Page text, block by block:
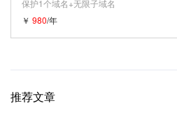
保护1个域名+无限子域名
￥ 980/年
推荐文章